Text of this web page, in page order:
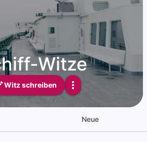
Witze
Witz schreiben
Neue